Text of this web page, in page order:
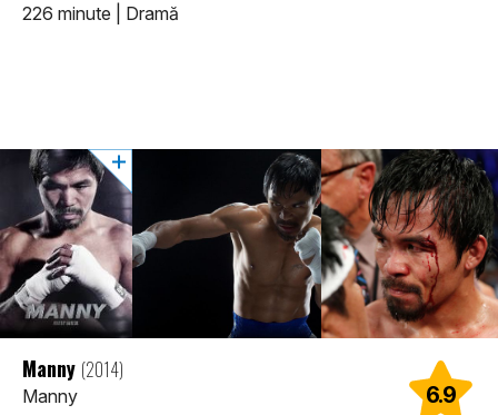
226 minute
Dramă
6.9
Manny (2014)
Manny